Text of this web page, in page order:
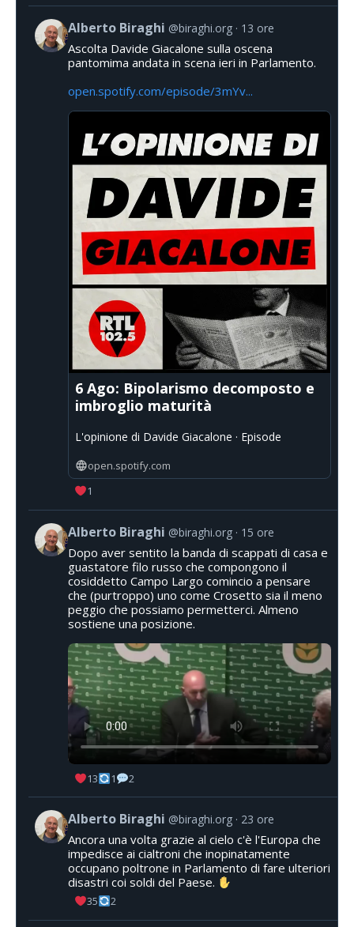
Alberto Biraghi @biraghi.org 13 ore
Ascolta Davide Giacalone sulla oscena
pantomima andata in scena ieri in Parlamento.
open.spotify.com/episode/3mYv...
6 Ago: Bipolarismo decomposto e
imbroglio maturità
L'opinione di Davide Giacalone · Episode
open.spotify.com
1
Alberto Biraghi @biraghi.org 15 ore
Dopo aver sentito la banda di scappati di casa e
guastatore filo russo che compongono il
cosiddetto Campo Largo comincio a pensare
che (purtroppo) uno come Crosetto sia il meno
peggio che possiamo permetterci. Almeno
sostiene una posizione.
13 1 2
Alberto Biraghi @biraghi.org 23 ore
Ancora una volta grazie al cielo c'è l'Europa che
impedisce ai cialtroni che inopinatamente
occupano poltrone in Parlamento di fare ulteriori
disastri coi soldi del Paese.
35 2